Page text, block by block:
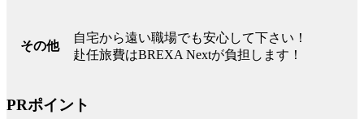
その他
自宅から遠い職場でも安心して下さい！
赴任旅費はBREXA Nextが負担します！
PRポイント